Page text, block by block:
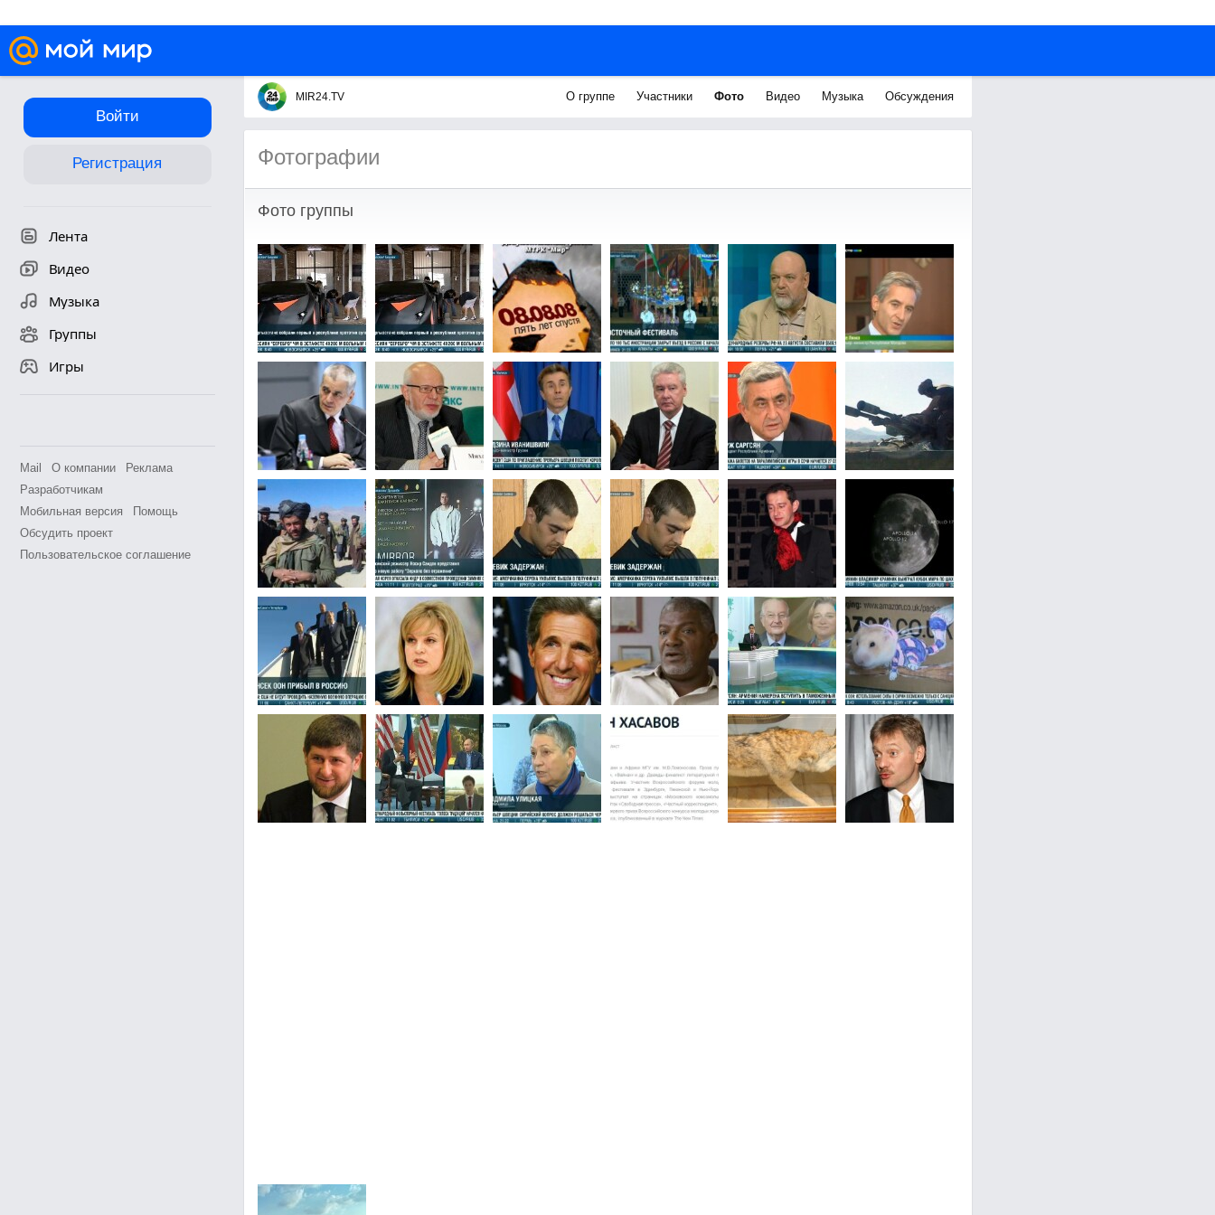
Войти
Регистрация
Лента
Видео
Музыка
Группы
Игры
Mail О компании
Реклама
Разработчикам
Мобильная версия
Помощь
Обсудить проект
Пользовательское соглашение
MIR24.TV О группе Участники Фото Видео Музыка Обсуждения
Фотографии
Фото группы